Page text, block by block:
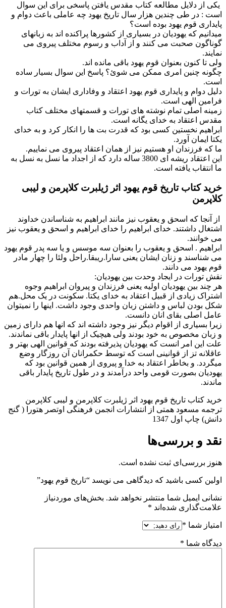
یکی از دلایل مطالعه کتاب مقدس یافتن پاسخی برای این سوال
است : در طی چندین هزار سال تاریخ یهود چه عاملی باعث دوام و
پایداری قوم یهود بوده است؟
میدانیم که یهودیان در بسیاری از کشورها پراکنده اند به زبانهای
گوناگون صحبت می کنند و از آداب و رسوم مختلف پیروی می
نمایند.
ولی تا کنون بعنوان قوم یهود باقی مانده اند.
چگونه چنین امری ممکن می شوئ؟ پاسخ این سوال بسیار ساده
است.
دلیل دوام و پایداری قوم یهود اعتقاد و وفاداری ایشان به تورات و
فرامین الهی است.
زمینه اصلی تمام نوشته های تورات و قسمتهای مختلف کتاب
مقدس اعتقاد به خدای یگانه است.
ابراهیم نخستین کسی بود که قدرت بت ها را انکار کرد و به خدای
یکتا ایمان آورد.
ما که فرزندان او هستیم نیز از همان اعتقاد پیروی می نماییم.
این اعتقاد ریشه ای 3800 ساله دارد که از اجداد ما نسل به نسل به
ما انتقاب یافته است.
خرید کتاب تاریخ قوم یهود اثر ژیلبرت کلاپرمن و لیبی
کلاپرمن
از آنجا که اسحق و یعقوب نیز مانند ابراهیم به شناساندن خداوند
اشتغال داشتند. خدای ابراهیم را خدای ابراهیم و اسحق و یعقوب نیز
می خوانند.
ابراهیم . اسحق و یعقوب را بعنوان سه موسس و یا سه پدر قوم یهود
می شناسند و زنان ایشان یعنی سارا.ریبقا.راحل ولئا را چهار مادر
قوم یهود می دانند.
نقش تورات در ایجاد وحدت بین یهودیان:
هر چند بین یهودیان اولیه یعنی فرزندان و پیروان ابراهیم وجوه
اشتراک زیادی از قبیل اعتقاد به خدای یکتا. سکونت در یک محل.هم
شکل بودن لباس و داشتن زبان واحدی وجود داشت. اینها را نمیتوان
عامل اصلی بقای انان دانست.
زیرا بسیاری از اقوام دیگر نیز وجود داشته اند که انها هم دارای زمین
و زبان مخصوص به خود بودند ولی هیچیک از انها پایدار باقی نماندند.
علت این امر انست که یهودیان پذیرفته بودند که قوانین الهی بهتر و
عاقلانه تز از قوانینی است که توسط حکمرانان آن روزگار وضع
میگردد. و بخاطر اعتقاد به خدا و پیروی از همین قوانین بود که
یهودیان بصورت قومی واحد درآمدند و در طول تاریخ پایدار باقی
ماندند.
خرید کتاب تاریخ قوم یهود اثر ژیلبرت کلاپرمن و لیبی کلاپرمن
ترجمه مسعود همتی از انتشارات انجمن فرهنگی اوتصر هتورا ( گنج
دانش) چاپ اول 1347
نقد و بررسی‌ها
هنوز بررسی‌ای ثبت نشده است.
اولین کسی باشید که دیدگاهی می نویسد “تاریخ قوم یهود”
نشانی ایمیل شما منتشر نخواهد شد. بخش‌های موردنیاز
علامت‌گذاری شده‌اند *
امتیاز شما *
دیدگاه شما *